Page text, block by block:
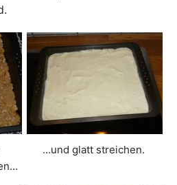
…und glatt streichen.